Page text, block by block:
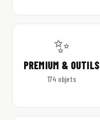
✨
PREMIUM & OUTILS
174 objets